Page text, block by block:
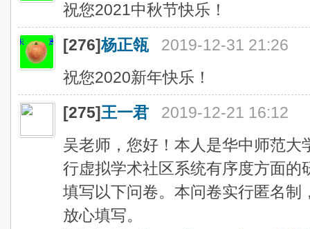
祝您2021中秋节快乐！
[276]杨正瓴
2019-12-31 21:26
祝您2020新年快乐！
[275]王一君
2019-12-21 16:12
吴老师，您好！本人是华中师范
行虚拟学术社区系统有序度方面
填写以下问卷。本问卷实行匿名
放心填写。